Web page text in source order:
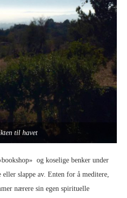
til havet
og koselige benker under
slappe av. Enten for å meditere,
nærere sin egen spirituelle